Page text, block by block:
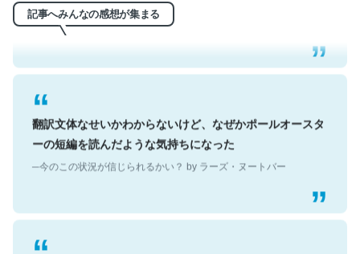
記事へみんなの感想が集まる
─今のこの状況が信じられるかい？ by ラーズ・ヌートバー
翻訳文体なせいかわからないけど、なぜかポールオースタ
ーの短編を読んだような気持ちになった